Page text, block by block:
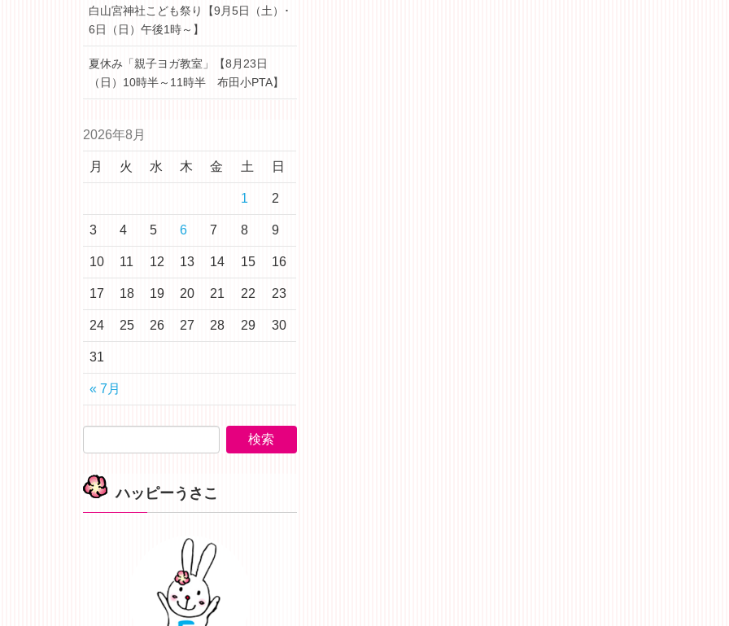
白山宮神社こども祭り【9月5日（土）･
6日（日）午後1時～】
夏休み「親子ヨガ教室」【8月23日
（日）10時半～11時半 布田小PTA】
2026年8月
月 火 水 木 金 土 日
« 7月
1 2
3 4 5 6 7 8 9
10 11 12 13 14 15 16
17 18 19 20 21 22 23
24 25 26 27 28 29 30
31
ハッピーうさこ